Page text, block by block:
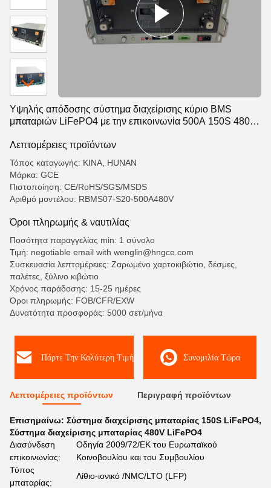
Υψηλής απόδοσης σύστημα διαχείρισης κύριο BMS
μπαταριών LiFePO4 με την επικοινωνία 500A 150S 480V
Λεπτομέρειες προϊόντων
Τόπος καταγωγής: ΚΙΝΑ, HUNAN
Μάρκα: GCE
Πιστοποίηση: CE/RoHS/SGS/MSDS
Αριθμό μοντέλου: RBMS07-S20-500A480V
Όροι πληρωμής & ναυτιλίας
Ποσότητα παραγγελίας min: 1 σύνολο
Τιμή: negotiable email with wenglin@hngce.com
Συσκευασία λεπτομέρειες: Ζαρωμένο χαρτοκιβώτιο, δέσμες,
παλέτες, ξύλινο κιβώτιο
Χρόνος παράδοσης: 15-25 ημέρες
Όροι πληρωμής: FOB/CFR/EXW
Δυνατότητα προσφοράς: 5000 σετ/μήνα
Πάρτε Την Καλύτερη Τιμή Συνομιλία Τώρα
Λεπτομέρειες προϊόντων Περιγραφή προϊόντων
Επισημαίνω: Σύστημα διαχείρισης μπαταρίας 150S LiFePO4,
Σύστημα διαχείρισης μπαταρίας 480V LiFePO4
Διασύνδεση
επικοινωνίας:
Οδηγία 2009/72/ΕΚ του Ευρωπαϊκού
Κοινοβουλίου και του Συμβουλίου
Τύπος
μπαταρίας:
Λίθιο-ιονικό /NMC/LTO (LFP)